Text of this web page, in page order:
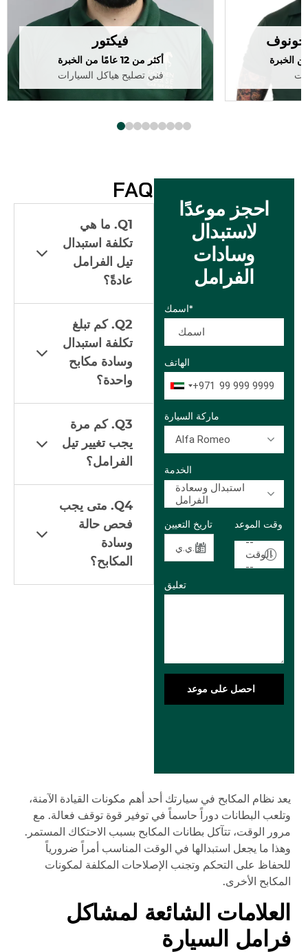
فيكتور
أكثر من 12 عامًا من الخبرة
فني تصليح هياكل السيارات
FAQ
Q1. ما هي
تكلفة استبدال
تيل الفرامل
عادةً؟
Q2. كم تبلغ
تكلفة استبدال
وسادة مكابح
واحدة؟
Q3. كم مرة
يجب تغيير تيل
الفرامل؟
Q4. متى يجب
فحص حالة
وسادة
المكابح؟
احجز موعدًا
لاستبدال
وسادات
الفرامل
اسمك*
الهاتف
+971
ماركة السيارة
Alfa Romeo
الخدمة
استبدال وسعادة
الفرامل
تاريخ التعيين وقت الموعد
--
الوقت
--
تعليق
احصل على موعد
يعد نظام المكابح في سيارتك أحد أهم مكونات القيادة الآمنة،
وتلعب البطانات دوراً حاسماً في توفير قوة توقف فعالة. مع
مرور الوقت، تتآكل بطانات المكابح بسبب الاحتكاك المستمر.
وهذا ما يجعل استبدالها في الوقت المناسب أمراً ضرورياً
للحفاظ على التحكم وتجنب الإصلاحات المكلفة لمكونات
المكابح الأخرى.
العلامات الشائعة لمشاكل
فرامل السيارة